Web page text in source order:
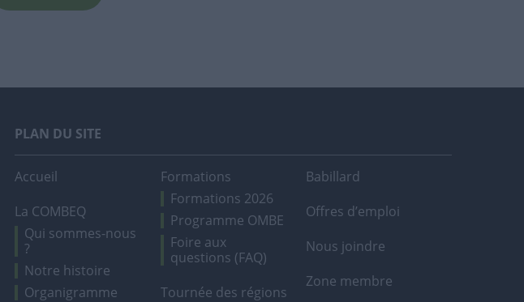
PLAN DU SITE
Accueil
La COMBEQ
Qui sommes-nous
?
Notre histoire
Organigramme
Formations
Formations 2026
Programme OMBE
Foire aux
questions (FAQ)
Tournée des régions
Babillard
Offres d’emploi
Nous joindre
Zone membre